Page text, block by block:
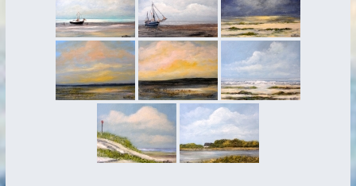
zeitweise
…oder liebe oder…
beeil dich langsam
Kleine Freiheit
Mit Kunst Reisen und Speisen
Küsten-Aquarelle